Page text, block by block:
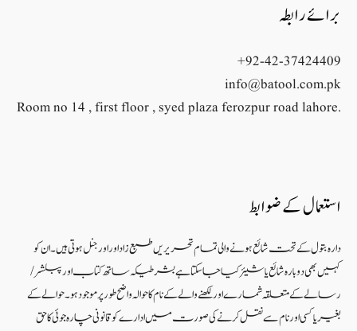
برائے رابطہ
+92-42-37424409
info@batool.com.pk
Room no 14 , first floor , syed plaza ferozpur road lahore.
استعمال کے ضوابط
دارہ بتول کے تحت شائع ہونے والی تمام تحریریں طبع زاد اور اورجنل ہوتی ہیں۔ ان کو
کہیں بھی دوبارہ شائع یا شیئر کیا جا سکتا ہے بشرطیکہ ساتھ کتاب اور پبلشر/
رسالے کے متعلقہ شمارے اور لکھنے والے کے نام کا حوالہ واضح طور پر موجود ہو۔ حوالے کے
بغیر یا کسی اور نام سے نقل کرنے کی صورت میں ادارے کو قانونی چارہ جوئی کا حق